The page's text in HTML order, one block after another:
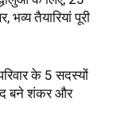
तैयारियां पूरी
परिवार के 5 सदस्यों
बने शंकर और